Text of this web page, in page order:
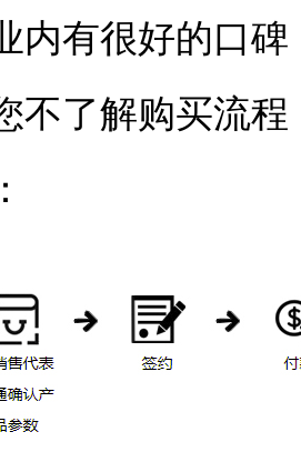
内有很好的口
了解购买流程